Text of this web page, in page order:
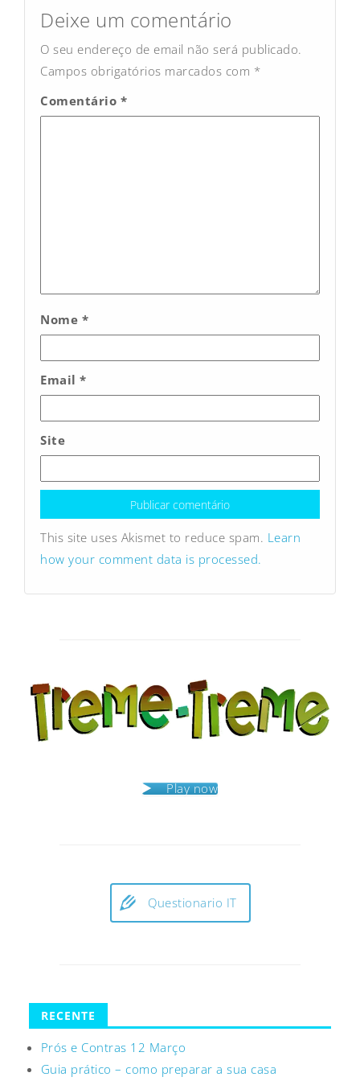
Deixe um comentário
O seu endereço de email não será publicado.
Campos obrigatórios marcados com *
Comentário *
Nome *
Email *
Site
This site uses Akismet to reduce spam. Learn
how your comment data is processed.
Play now
Questionario IT
RECENTE
Prós e Contras 12 Março
Guia prático – como preparar a sua casa